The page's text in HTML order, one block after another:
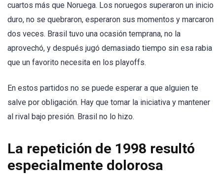
cuartos más que Noruega. Los noruegos superaron un inicio
duro, no se quebraron, esperaron sus momentos y marcaron
dos veces. Brasil tuvo una ocasión temprana, no la
aprovechó, y después jugó demasiado tiempo sin esa rabia
que un favorito necesita en los playoffs.
En estos partidos no se puede esperar a que alguien te
salve por obligación. Hay que tomar la iniciativa y mantener
al rival bajo presión. Brasil no lo hizo.
La repetición de 1998 resultó
especialmente dolorosa